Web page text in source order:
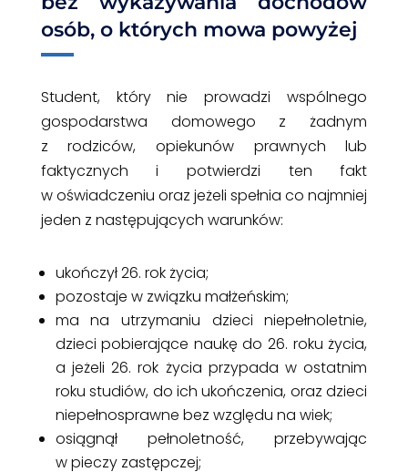
osób, o których mowa powyżej
Student, który nie prowadzi wspólnego
gospodarstwa domowego z żadnym
z rodziców, opiekunów prawnych lub
faktycznych i potwierdzi ten fakt
w oświadczeniu oraz jeżeli spełnia co najmniej
jeden z następujących warunków:
ukończył 26. rok życia;
pozostaje w związku małżeńskim;
ma na utrzymaniu dzieci niepełnoletnie,
dzieci pobierające naukę do 26. roku życia,
a jeżeli 26. rok życia przypada w ostatnim
roku studiów, do ich ukończenia, oraz dzieci
niepełnosprawne bez względu na wiek;
osiągnął pełnoletność, przebywając
w pieczy zastępczej;